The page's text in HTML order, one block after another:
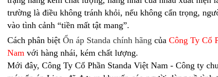
trường là điều không tránh khỏi, nếu không cẩn trọng,
vào tình cảnh “tiền mất tật mang”.
Cách phân biệt Ổn áp Standa chính hãng của Công Ty Cổ
Nam với hàng nhái, kém chất lượng.
Mới đây, Công Ty Cổ Phần Standa Việt Nam - Công ty